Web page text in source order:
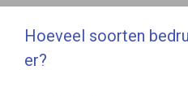
Hoeveel soorten
er?